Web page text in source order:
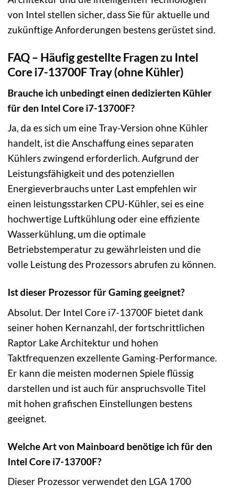
von Intel stellen sicher, dass Sie für aktuelle und
zukünftige Anforderungen bestens gerüstet sind.
FAQ – Häufig gestellte Fragen zu Intel
Core i7-13700F Tray (ohne Kühler)
Brauche ich unbedingt einen dedizierten Kühler
für den Intel Core i7-13700F?
Ja, da es sich um eine Tray-Version ohne Kühler
handelt, ist die Anschaffung eines separaten
Kühlers zwingend erforderlich. Aufgrund der
Leistungsfähigkeit und des potenziellen
Energieverbrauchs unter Last empfehlen wir
einen leistungsstarken CPU-Kühler, sei es eine
hochwertige Luftkühlung oder eine effiziente
Wasserkühlung, um die optimale
Betriebstemperatur zu gewährleisten und die
volle Leistung des Prozessors abrufen zu können.
Ist dieser Prozessor für Gaming geeignet?
Absolut. Der Intel Core i7-13700F bietet dank
seiner hohen Kernanzahl, der fortschrittlichen
Raptor Lake Architektur und hohen
Taktfrequenzen exzellente Gaming-Performance.
Er kann die meisten modernen Spiele flüssig
darstellen und ist auch für anspruchsvolle Titel
mit hohen grafischen Einstellungen bestens
geeignet.
Welche Art von Mainboard benötige ich für den
Intel Core i7-13700F?
Dieser Prozessor verwendet den LGA 1700